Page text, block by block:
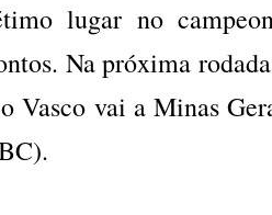
lugar no
Na próxima
Vasco vai a Minas